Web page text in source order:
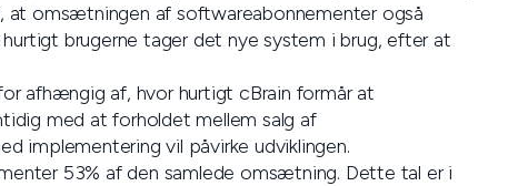
omsætningen af softwareabonnementer også
brugerne tager det nye system i brug, efter at
afhængig af, hvor hurtigt cBrain formår at
med at forholdet mellem salg af
implementering vil påvirke udviklingen.
53% af den samlede omsætning. Dette tal er i